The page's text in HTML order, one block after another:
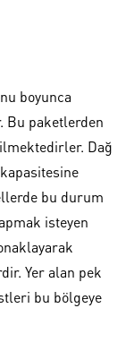
boyunca
Bu paketlerden
Dağ
bu durum
isteyen
Yer alan pek
bu bölgeye